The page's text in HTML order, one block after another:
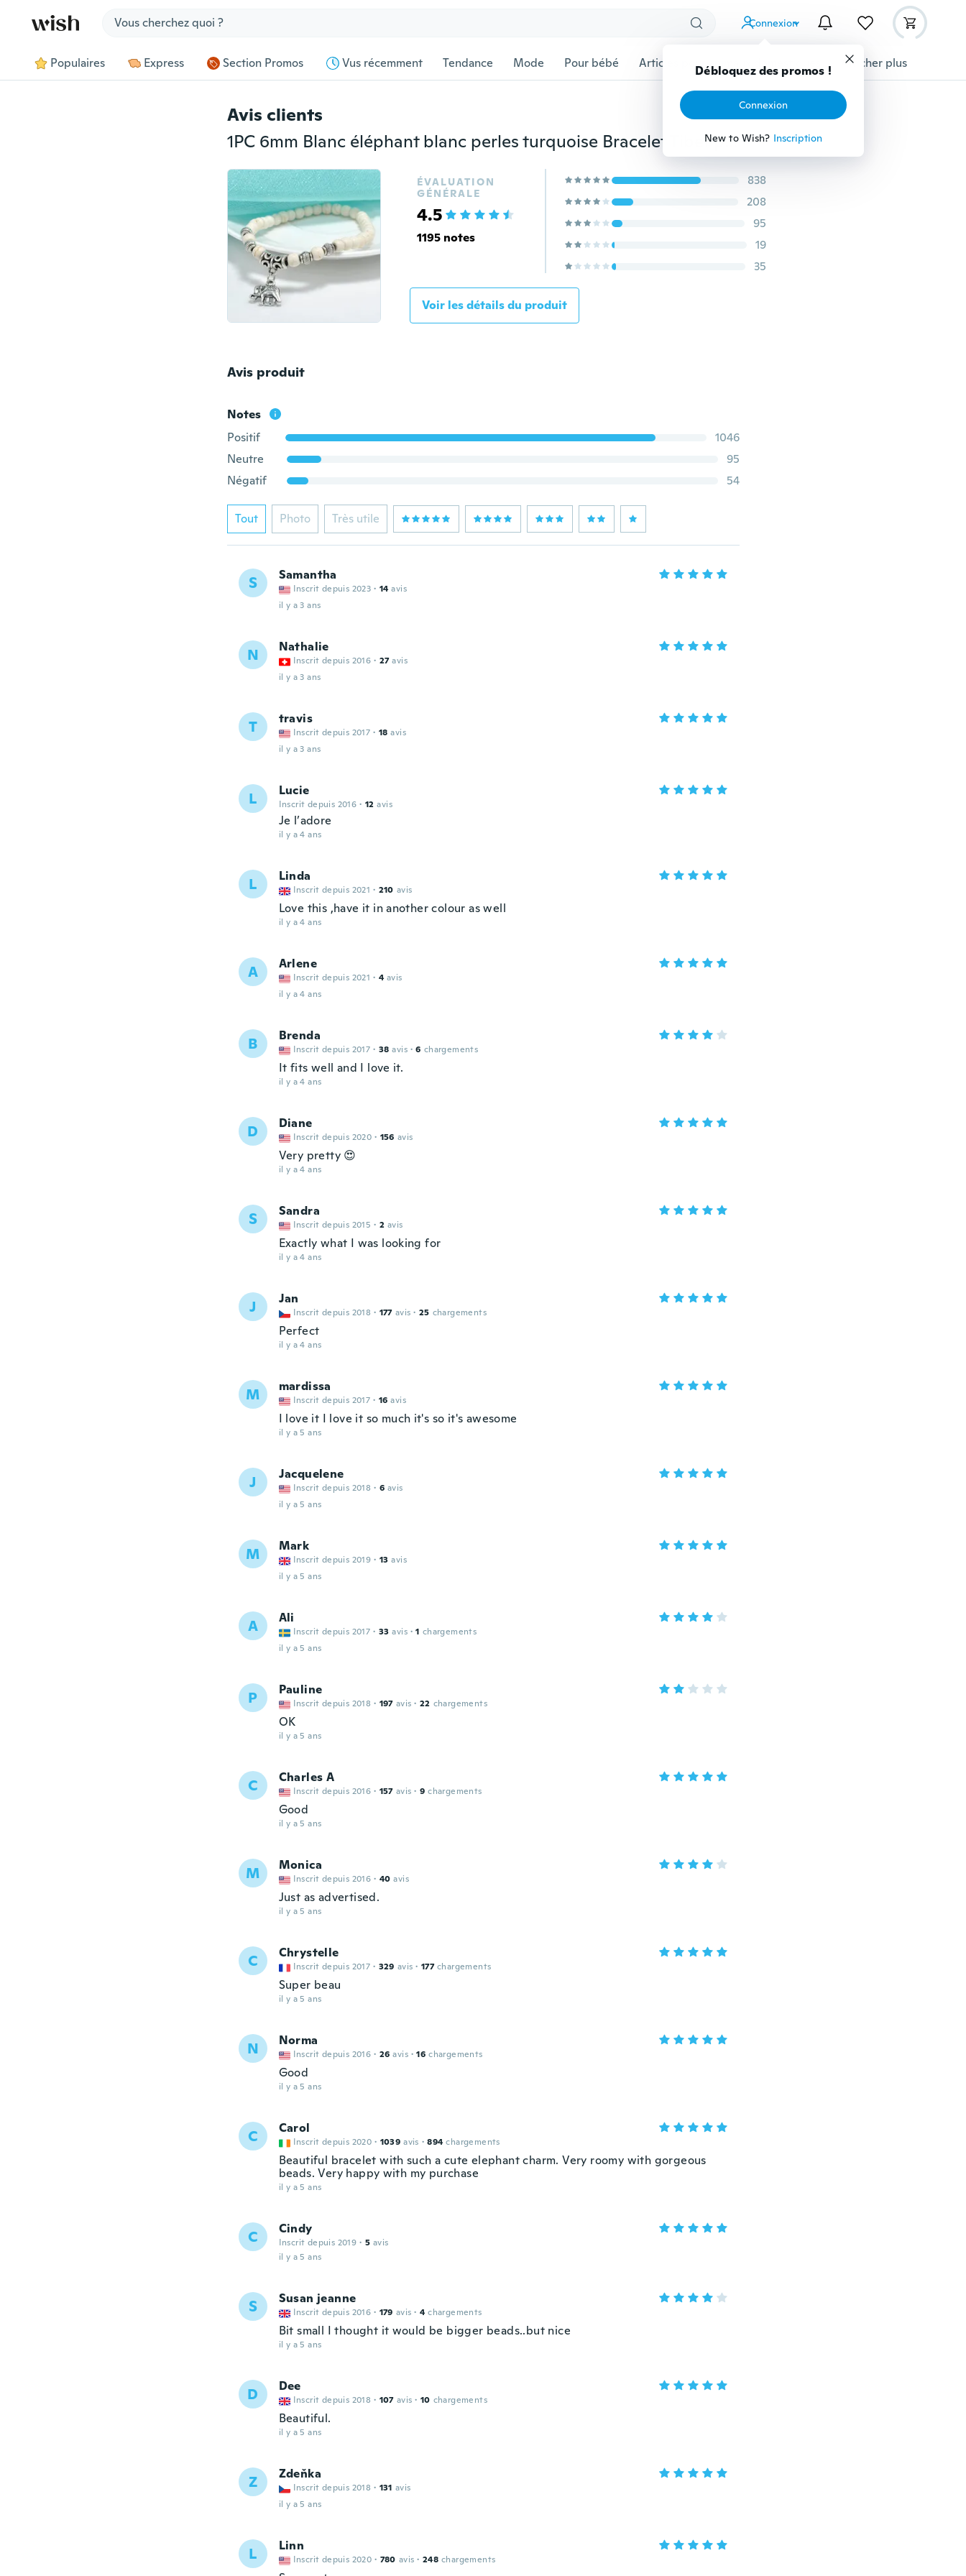
Connexion
Débloquez des promos !
Connexion
New to Wish? Inscription
Populaires Express Section Promos Vus récemment Tendance Mode Pour bébé Articles pour animaux domestiques Afficher plus
Avis clients
1PC 6mm Blanc éléphant blanc perles turquoise Bracelet Tibet pendentif pendentif bracelet élastique
ÉVALUATION
GÉNÉRALE
4.5
1195 notes
838
208
95
19
35
Voir les détails du produit
Avis produit
Notes
Positif
1046
Neutre
95
Négatif
54
Tout Photo Très utile
S Samantha
Inscrit depuis 2023 · 14 avis
il y a 3 ans
N Nathalie
Inscrit depuis 2016 · 27 avis
il y a 3 ans
T travis
Inscrit depuis 2017 · 18 avis
il y a 3 ans
L Lucie
Inscrit depuis 2016 · 12 avis
Je l’adore
il y a 4 ans
L Linda
Inscrit depuis 2021 · 210 avis
Love this ,have it in another colour as well
il y a 4 ans
A Arlene
Inscrit depuis 2021 · 4 avis
il y a 4 ans
B Brenda
Inscrit depuis 2017 · 38 avis · 6 chargements
It fits well and I love it.
il y a 4 ans
D Diane
Inscrit depuis 2020 · 156 avis
Very pretty 😍
il y a 4 ans
S Sandra
Inscrit depuis 2015 · 2 avis
Exactly what I was looking for
il y a 4 ans
J Jan
Inscrit depuis 2018 · 177 avis · 25 chargements
Perfect
il y a 4 ans
M mardissa
Inscrit depuis 2017 · 16 avis
I love it I love it so much it's so it's awesome
il y a 5 ans
J Jacquelene
Inscrit depuis 2018 · 6 avis
il y a 5 ans
M Mark
Inscrit depuis 2019 · 13 avis
il y a 5 ans
A Ali
Inscrit depuis 2017 · 33 avis · 1 chargements
il y a 5 ans
P Pauline
Inscrit depuis 2018 · 197 avis · 22 chargements
OK
il y a 5 ans
C Charles A
Inscrit depuis 2016 · 157 avis · 9 chargements
Good
il y a 5 ans
M Monica
Inscrit depuis 2016 · 40 avis
Just as advertised.
il y a 5 ans
C Chrystelle
Inscrit depuis 2017 · 329 avis · 177 chargements
Super beau
il y a 5 ans
N Norma
Inscrit depuis 2016 · 26 avis · 16 chargements
Good
il y a 5 ans
C Carol
Inscrit depuis 2020 · 1039 avis · 894 chargements
Beautiful bracelet with such a cute elephant charm. Very roomy with gorgeous
beads. Very happy with my purchase
il y a 5 ans
C Cindy
Inscrit depuis 2019 · 5 avis
il y a 5 ans
S Susan jeanne
Inscrit depuis 2016 · 179 avis · 4 chargements
Bit small I thought it would be bigger beads..but nice
il y a 5 ans
D Dee
Inscrit depuis 2018 · 107 avis · 10 chargements
Beautiful.
il y a 5 ans
Z Zdeňka
Inscrit depuis 2018 · 131 avis
il y a 5 ans
L Linn
Inscrit depuis 2020 · 780 avis · 248 chargements